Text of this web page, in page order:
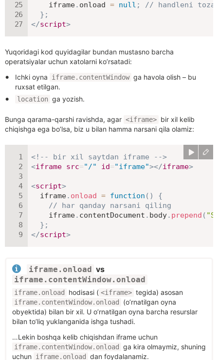
    iframe
. onload = null ;
// handleni
} ;
</script>
Yuqoridagi kod quyidagilar bundan mustasno barcha
operatsiyalar uchun xatolarni ko’rsatadi:
Ichki oyna
iframe.contentWindow ga havola olish – bu
ruxsat etilgan.
location ga yozish.
Bunga qarama-qarshi ravishda, agar <iframe> bir xil kelib
chiqishga ega bo’lsa, biz u bilan hamma narsani qila olamiz:
<!-- bir xil saytdan iframe -->
<iframe src=" /" id="iframe"></iframe>
<script>
  iframe
. onload = function ( )
{
// har qanday narsani qiling
    iframe
. contentDocument . body. prepend (
} ;
</script>
iframe.onload vs
iframe.contentWindow.onload
iframe.onload hodisasi ( <iframe> tegida) asosan
iframe.contentWindow.onload
(o’rnatilgan oyna
obyektida) bilan bir xil. U o’rnatilgan oyna barcha resurslar
bilan to’liq yuklanganida ishga tushadi.
…Lekin boshqa kelib chiqishdan iframe uchun
iframe.contentWindow.onload ga kira olmaymiz, shuning
uchun
iframe.onload dan foydalanamiz.